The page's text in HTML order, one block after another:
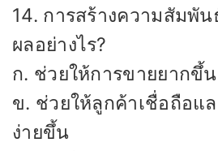
14. การสร้างความสัมพั
ผลอย่างไร?
ก. ช่วยให้การขายยากขึ้น
ข. ช่วยให้ลูกค้าเชื่อถือแ
ง่ายขึ้น